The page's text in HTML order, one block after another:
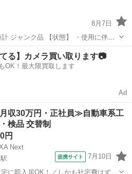
8月7日
状態】 ・使用に伴う
い汚れなどございます ・詳細は現地
出来かねますのでご了承願います...
リー
てる】カメラ買い取ります📷
OK！最大限買取します
Ad
収30万円・正社員≫自動車系工
検品 交替制
円
Next
提携サイト 7月10日
に即入居OK！／しかも社宅費はずっ